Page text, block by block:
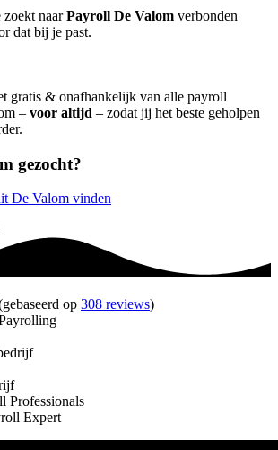
naarPayroll De Valom verbonden
dat bij je past.
gratis & onafhankelijk van alle payroll
– voor altijd – zodat jij het beste geholpen
gezocht?
De Valom vinden
op 308 reviews)